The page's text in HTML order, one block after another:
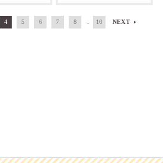
4 5 6 7 8 10 NEXT